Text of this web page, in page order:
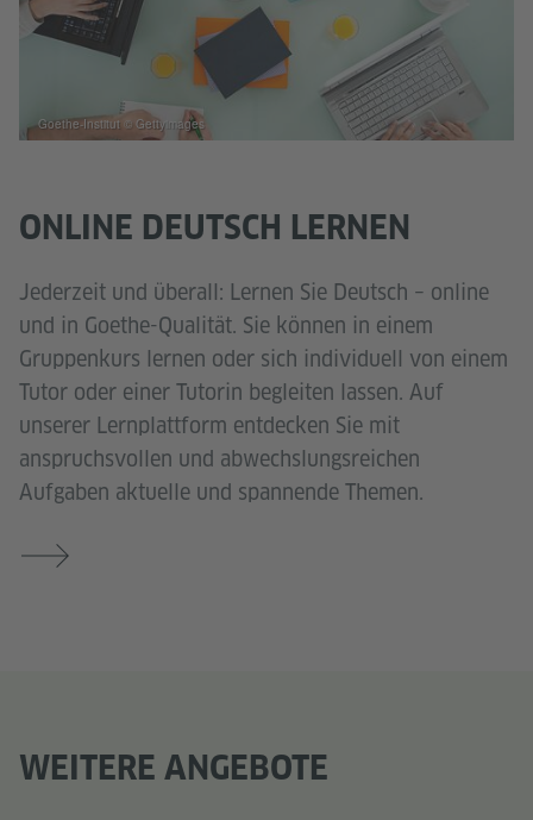
ONLINE DEUTSCH LERNEN
Jederzeit und überall: Lernen Sie Deutsch – online
und in Goethe-Qualität. Sie können in einem
Gruppenkurs lernen oder sich individuell von einem
Tutor oder einer Tutorin begleiten lassen. Auf
unserer Lernplattform entdecken Sie mit
anspruchsvollen und abwechslungsreichen
Aufgaben aktuelle und spannende Themen.
Goethe-Institut © Gettyimages
WEITERE ANGEBOTE